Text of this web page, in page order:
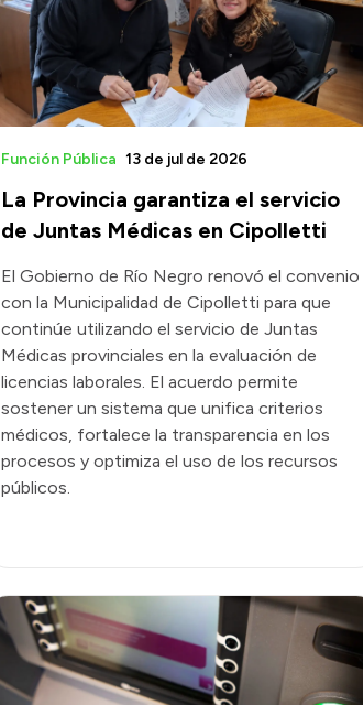
La Provincia garantiza el servicio
de Juntas Médicas en Cipolletti
Función Pública 13 de jul de 2026
El Gobierno de Río Negro renovó el convenio
con la Municipalidad de Cipolletti para que
continúe utilizando el servicio de Juntas
Médicas provinciales en la evaluación de
licencias laborales. El acuerdo permite
sostener un sistema que unifica criterios
médicos, fortalece la transparencia en los
procesos y optimiza el uso de los recursos
públicos.